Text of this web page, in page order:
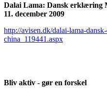
Dalai Lama: Dansk erklæring
11. december 2009
http://avisen.dk/dalai-lama-
china_119441.aspx
Bliv aktiv - gør en forskel